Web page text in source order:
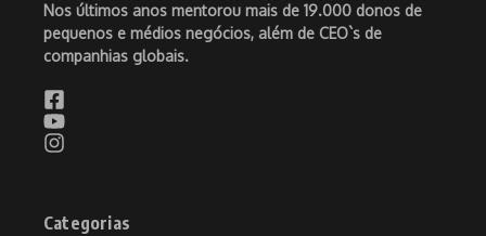
Nos últimos anos mentorou mais de 19.000 donos de
pequenos e médios negócios, além de CEO`s de
companhias globais.
Categorias